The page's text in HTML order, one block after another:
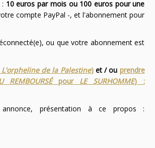
10 euros par mois ou 100 euros pour une
compte PayPal -, et l'abonnement pour
ou que votre abonnement est
L'orpheline de la Palestine)et / ou prendre
REMBOURSÉpour LE SURHOMME) :
présentation à ce propos :